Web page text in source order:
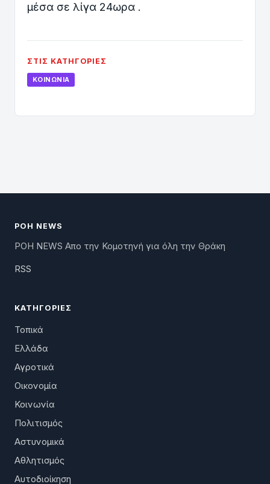
μέσα σε λίγα 24ωρα .
ΣΤΙΣ ΚΑΤΗΓΟΡΊΕΣ
ΚΟΙΝΩΝΊΑ
ΡΟΗ NEWS
ΡΟΗ NEWS Απο την Κομοτηνή για όλη την Θράκη
RSS
ΚΑΤΗΓΟΡΊΕΣ
Τοπικά
Ελλάδα
Αγροτικά
Οικονομία
Κοινωνία
Πολιτισμός
Αστυνομικά
Αθλητισμός
Αυτοδιοίκηση